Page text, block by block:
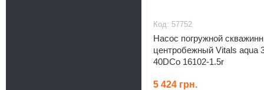
57752
Насос погружной
центробежный Vitals aqua
40DCo 16102-1.5r
5 424 грн.